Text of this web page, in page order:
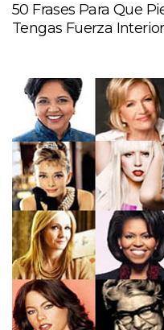
50 Frases Para Que
Tengas Fuerza Interior